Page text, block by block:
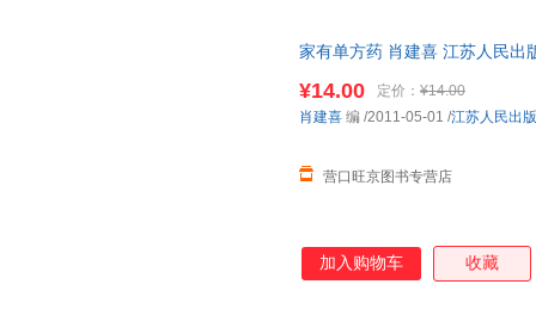
家有单方药 肖建喜 江苏人民出
¥14.00 定价： ¥14.00
营口旺京图书专营店
肖建喜 编 /2011-05-01 /江苏人民出
加入购物车 收藏